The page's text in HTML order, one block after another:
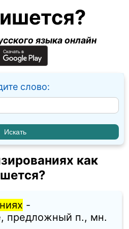
языка онлайн
слово:
как
-
предложный п., мн.